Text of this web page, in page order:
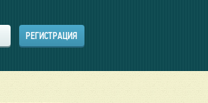
РЕГИСТРАЦИЯ